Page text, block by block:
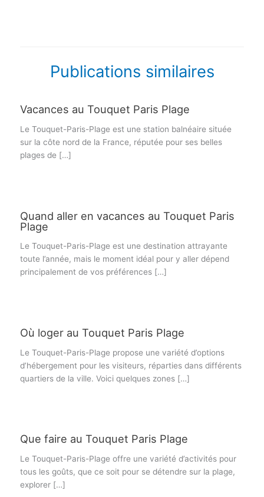
Publications similaires
Vacances au Touquet Paris Plage
Le Touquet-Paris-Plage est une station balnéaire située
sur la côte nord de la France, réputée pour ses belles
plages de […]
Quand aller en vacances au Touquet Paris
Plage
Le Touquet-Paris-Plage est une destination attrayante
toute l’année, mais le moment idéal pour y aller dépend
principalement de vos préférences […]
Où loger au Touquet Paris Plage
Le Touquet-Paris-Plage propose une variété d’options
d’hébergement pour les visiteurs, réparties dans différents
quartiers de la ville. Voici quelques zones […]
Que faire au Touquet Paris Plage
Le Touquet-Paris-Plage offre une variété d’activités pour
tous les goûts, que ce soit pour se détendre sur la plage,
explorer […]